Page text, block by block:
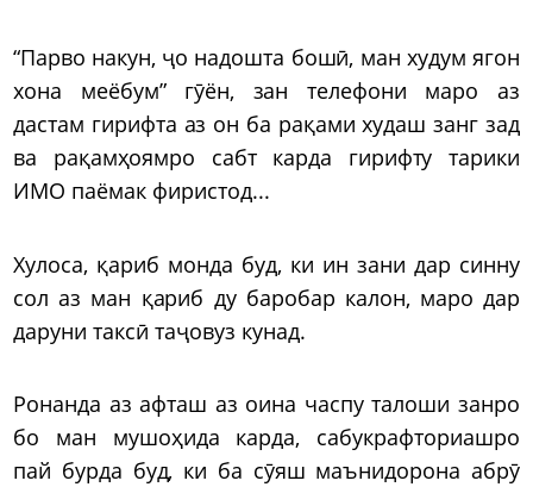
“Парво накун, ҷо надошта бошӣ, ман худум ягон
хона меёбум” гӯён, зан телефони маро аз
дастам гирифта аз он ба рақами худаш занг зад
ва рақамҳоямро сабт карда гирифту тарики
ИМО паёмак фиристод...
Хулоса, қариб монда буд, ки ин зани дар синну
сол аз ман қариб ду баробар калон, маро дар
даруни таксӣ таҷовуз кунад.
Ронанда аз афташ аз оина часпу талоши занро
бо ман мушоҳида карда, сабукрафториашро
пай бурда буд, ки ба сӯяш маънидорона абрӯ